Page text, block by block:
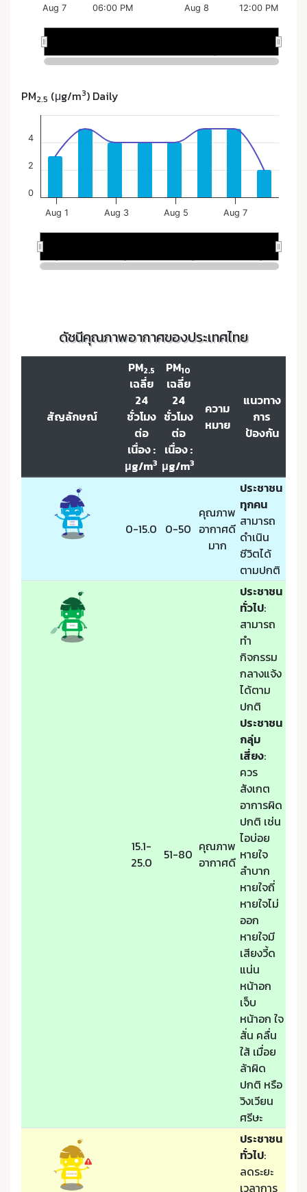
PM2.5 (μg/m3) Daily
ดัชนีคุณภาพอากาศของประเทศไทย
สัญลักษณ์
PM2.5
เฉลี่ย
24
ชั่วโมง
ต่อ
เนื่อง :
μg/m3
PM10
เฉลี่ย
24
ชั่วโมง
ต่อ
เนื่อง :
μg/m3
ความ
หมาย
แนวทาง
การ
ป้องกัน
0-15.0 0-50
คุณภาพ
อากาศดี
มาก
ประชาชน
ทุกคน
สามารถ
ดำเนิน
ชีวิตได้
ตามปกติ
15.1-
25.0
51-80 คุณภาพ
อากาศดี
ประชาชน
ทั่วไป:
สามารถ
ทำ
กิจกรรม
กลางแจ้ง
ได้ตาม
ปกติ
ประชาชน
กลุ่ม
เสี่ยง:
ควร
สังเกต
อาการผิด
ปกติ เช่น
ไอบ่อย
หายใจ
ลำบาก
หายใจถี่
หายใจไม่
ออก
หายใจมี
เสียงวี้ด
แน่น
หน้าอก
เจ็บ
หน้าอก ใจ
สั่น คลื่น
ใส้ เมื่อย
ล้าผิด
ปกติ หรือ
วิงเวียน
ศรีษะ
ประชาชน
ทั่วไป:
ลดระยะ
เวลาการ